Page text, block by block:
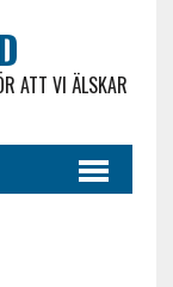
ATT VI ÄLSKAR